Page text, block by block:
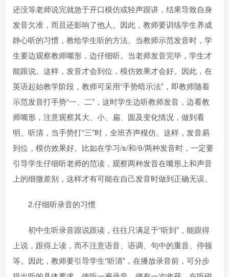
还没等老师说完就急于开口模仿或轻声跟讲，结果导致自身
发音欠准，而且还影响了他人。因此，教师要训练学生养成
静心听的习惯，教给学生听的方法。当教师示范发音时，学
生要边观察教师嘴形，边仔细听。当老师发音完毕，学生才
能跟说。这样，发音才会到位，模仿效果才会好。因此，在
英语起始教学阶段，教师可采用“手势暗示法”，即教师随着
示范发音打手势“一、二”，这时学生边听教师发音，边看教
师嘴形，注意观察其大、小、扁、圆及变化情况，做到看
明、听清，当手势打“三”时，全班齐声模仿。这样，发音易
到位，模仿效果好。比如在学习/s/和/θ/两种发音时，一定要
引导学生仔细听老师的范读，观察两种发音在嘴形上和声音
上的细微差别，这样才有可能在自己发音时做到正确无误。
2.仔细听录音的习惯
初中生听录音跟说跟读，往往只满足于“听到”，能跟得
上说，跟得上读，而不注意语音、语调、句中的重音、停顿
等。因此，教师要引导学生“听清”，在播放录音前，可分步